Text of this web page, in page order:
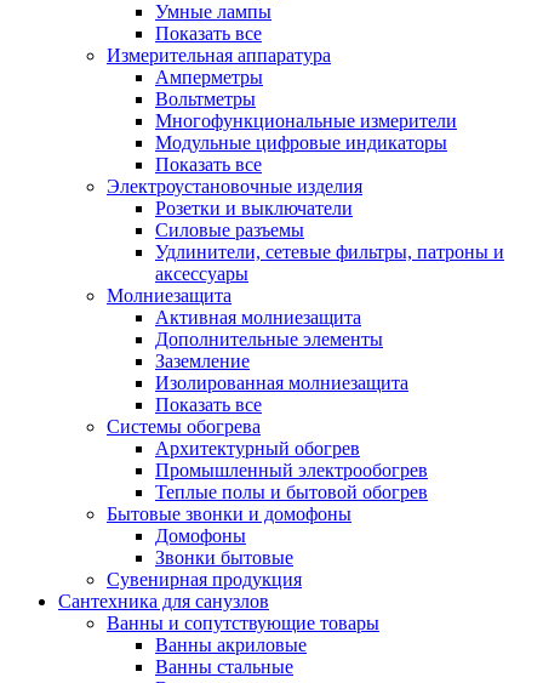
Умные лампы
Показать все
Измерительная аппаратура
Амперметры
Вольтметры
Многофункциональные измерители
Модульные цифровые индикаторы
Показать все
Электроустановочные изделия
Розетки и выключатели
Силовые разъемы
Удлинители, сетевые фильтры, патроны и
аксессуары
Молниезащита
Активная молниезащита
Дополнительные элементы
Заземление
Изолированная молниезащита
Показать все
Системы обогрева
Архитектурный обогрев
Промышленный электрообогрев
Теплые полы и бытовой обогрев
Бытовые звонки и домофоны
Домофоны
Звонки бытовые
Сувенирная продукция
Сантехника для санузлов
Ванны и сопутствующие товары
Ванны акриловые
Ванны стальные